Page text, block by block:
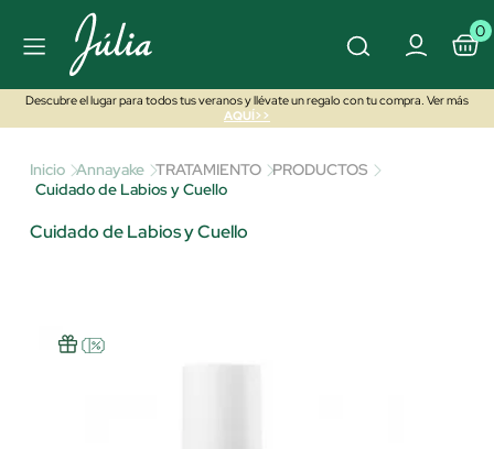
0
Descubre el lugar para todos tus veranos y llévate un regalo con tu compra. Ver más
AQUÍ>>
Inicio Annayake TRATAMIENTO PRODUCTOS
Cuidado de Labios y Cuello
Cuidado de Labios y Cuello